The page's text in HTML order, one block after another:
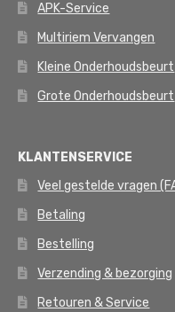
APK-Service
Multiriem Vervangen
Kleine Onderhoudsbeurt
Grote Onderhoudsbeurt
KLANTENSERVICE
Veel gestelde vragen
Betaling
Bestelling
Verzending & bezorging
Retouren & Service